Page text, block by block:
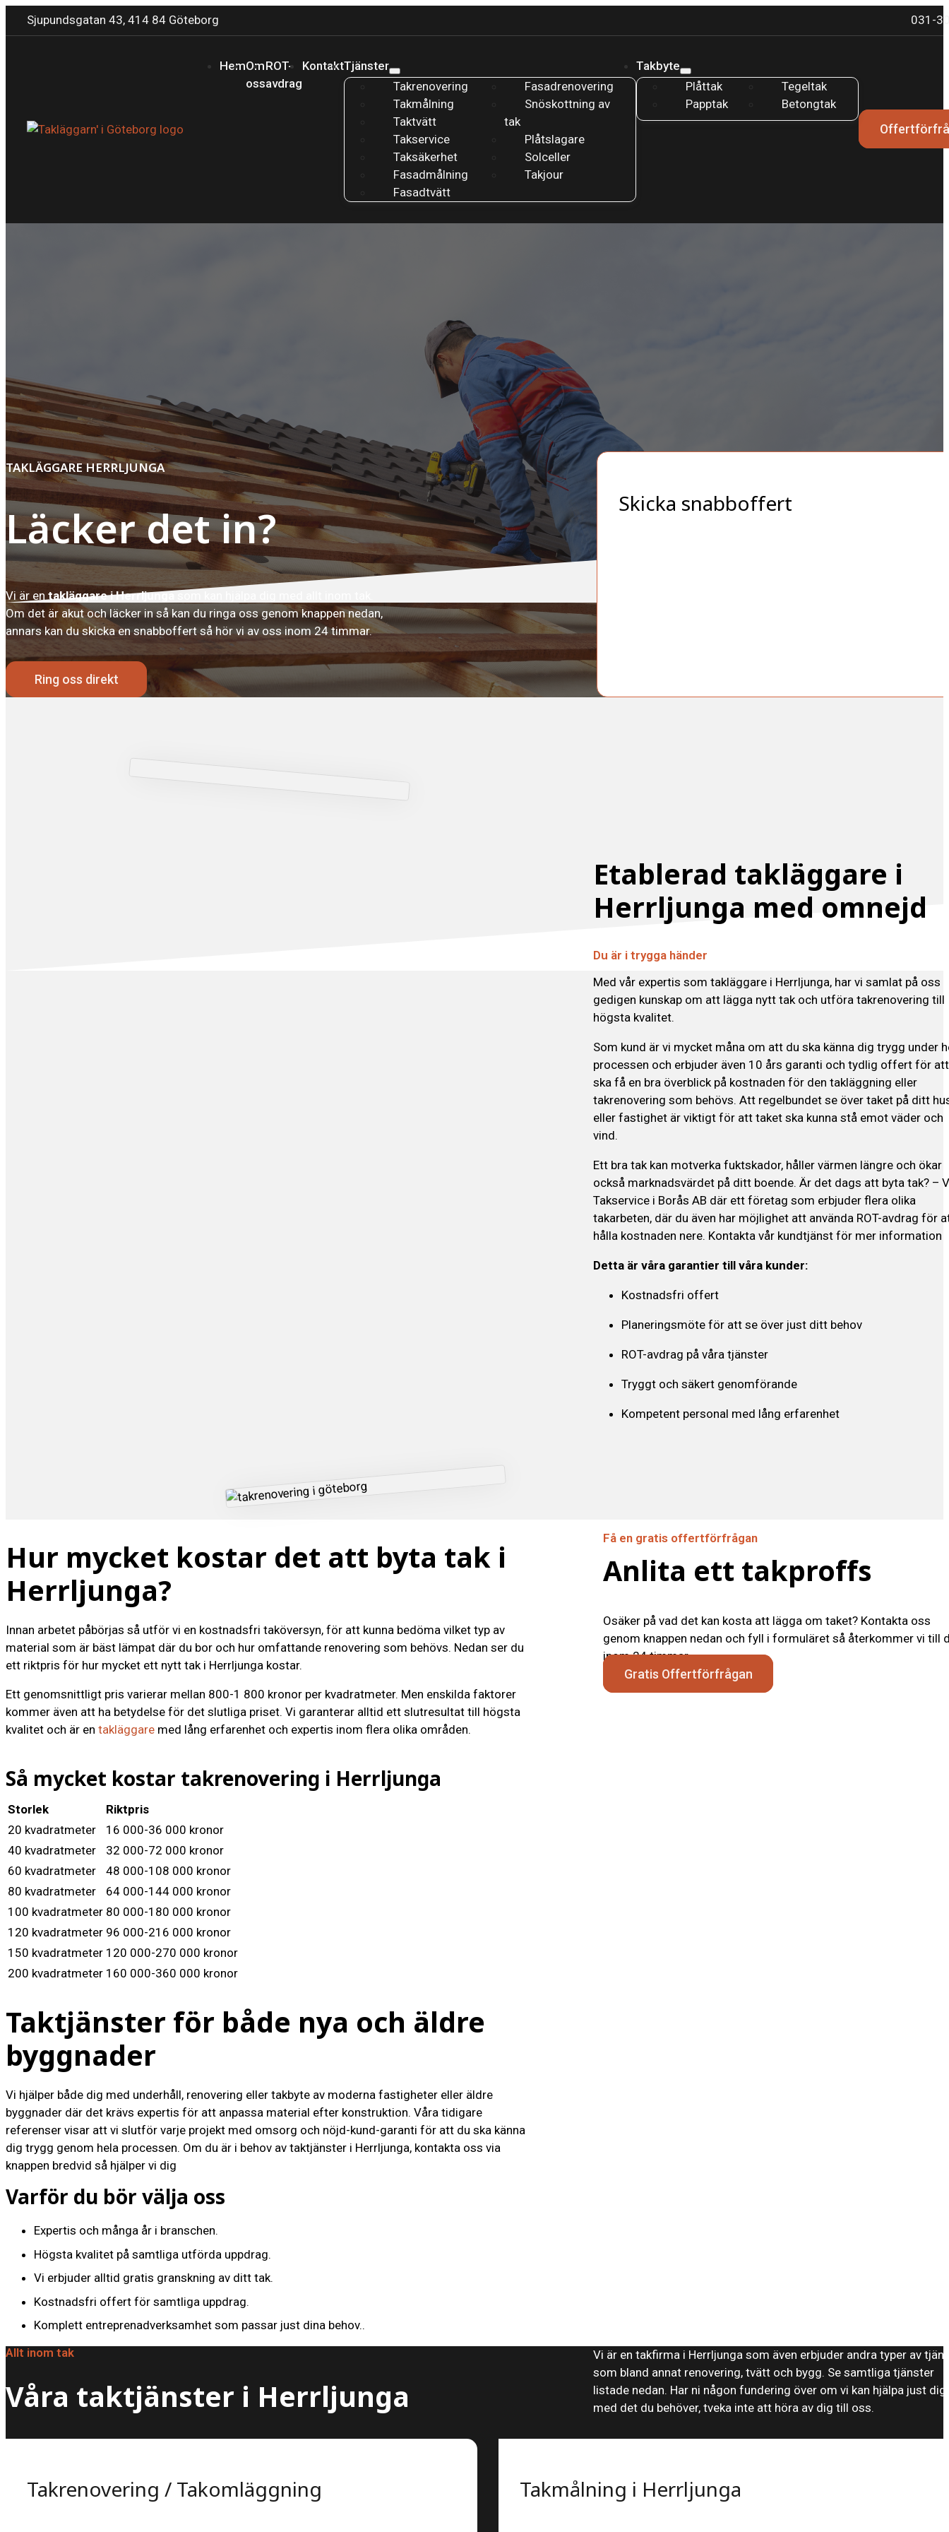
Sjupundsgatan 43, 414 84 Göteborg 031-
HemOm
oss
ROT-
avdrag
KontaktTjänster
Takrenovering
Takmålning
Taktvätt
Takservice
Taksäkerhet
Fasadmålning
Fasadtvätt
Fasadrenovering
Snöskottning av
tak
Plåtslagare
Solceller
Takjour
Takbyte
Plåttak
Papptak
Tegeltak
Betongtak
TAKLÄGGARE HERRLJUNGA
Läcker det in?
Vi är entakläggare i Herrljunga
Om det är akut och läcker in så kan du ringa oss genom knappen nedan,
annars kan du skicka en snabboffert så hör vi av oss inom 24 timmar.
Ring oss direkt
Skicka snabboffert
Etablerad takläggare i
Herrljunga med omnejd
Du är i trygga händer
Med vår expertis som takläggare i Herrljunga, har vi samlat på oss
gedigen kunskap om att lägga nytt tak och utföra takrenovering till
högsta kvalitet.
Som kund är vi mycket måna om att du ska känna dig trygg under
processen och erbjuder även 10 års garanti och tydlig offert för
ska få en bra överblick på kostnaden för den takläggning eller
takrenovering som behövs. Att regelbundet se över taket på ditt
eller fastighet är viktigt för att taket ska kunna stå emot väder och
vind.
Ett bra tak kan motverka fuktskador, håller värmen längre och ökar
också marknadsvärdet på ditt boende. Är det dags att byta tak? –
Takservice i Borås AB där ett företag som erbjuder flera olika
takarbeten, där du även har möjlighet att använda ROT-avdrag för
hålla kostnaden nere. Kontakta vår kundtjänst för mer information
Detta är våra garantier till våra kunder:
Kostnadsfri offert
Planeringsmöte för att se över just ditt behov
ROT-avdrag på våra tjänster
Tryggt och säkert genomförande
Kompetent personal med lång erfarenhet
Hur mycket kostar det att byta tak i
Herrljunga?
Innan arbetet påbörjas så utför vi en kostnadsfri taköversyn, för att kunna bedöma vilket typ av
material som är bäst lämpat där du bor och hur omfattande renovering som behövs. Nedan ser du
ett riktpris för hur mycket ett nytt tak i Herrljunga kostar.
Ett genomsnittligt pris varierar mellan 800-1 800 kronor per kvadratmeter. Men enskilda faktorer
kommer även att ha betydelse för det slutliga priset. Vi garanterar alltid ett slutresultat till högsta
kvalitet och är en takläggare med lång erfarenhet och expertis inom flera olika områden.
Så mycket kostar takrenovering i Herrljunga
Storlek
Riktpris
20 kvadratmeter
16 000-36 000 kronor
40 kvadratmeter
32 000-72 000 kronor
60 kvadratmeter
48 000-108 000 kronor
80 kvadratmeter
64 000-144 000 kronor
100 kvadratmeter 80 000-180 000 kronor
120 kvadratmeter 96 000-216 000 kronor
150 kvadratmeter 120 000-270 000 kronor
200 kvadratmeter 160 000-360 000 kronor
Taktjänster för både nya och äldre
byggnader
Vi hjälper både dig med underhåll, renovering eller takbyte av moderna fastigheter eller äldre
byggnader där det krävs expertis för att anpassa material efter konstruktion. Våra tidigare
referenser visar att vi slutför varje projekt med omsorg och nöjd-kund-garanti för att du ska känna
dig trygg genom hela processen. Om du är i behov av taktjänster i Herrljunga, kontakta oss via
knappen bredvid så hjälper vi dig
Varför du bör välja oss
Expertis och många år i branschen.
Högsta kvalitet på samtliga utförda uppdrag.
Vi erbjuder alltid gratis granskning av ditt tak.
Kostnadsfri offert för samtliga uppdrag.
Komplett entreprenadverksamhet som passar just dina behov..
Få en gratis offertförfrågan
Anlita ett takproffs
Osäker på vad det kan kosta att lägga om taket? Kontakta oss
genom knappen nedan och fyll i formuläret så återkommer vi till
inom 24 timmar.
Gratis Offertförfrågan
Allt inom tak
Våra taktjänster i Herrljunga
Vi är en takfirma i Herrljunga som även erbjuder andra typer av
som bland annat renovering, tvätt och bygg. Se samtliga tjänster
listade nedan. Har ni någon fundering över om vi kan hjälpa just dig
med det du behöver, tveka inte att höra av dig till oss.
Takrenovering / Takomläggning Takmålning i Herrljunga